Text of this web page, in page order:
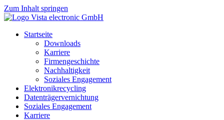
Zum Inhalt springen
Startseite
Downloads
Karriere
Firmengeschichte
Nachhaltigkeit
Soziales Engagement
Elektronikrecycling
Datenträgervernichtung
Soziales Engagement
Karriere